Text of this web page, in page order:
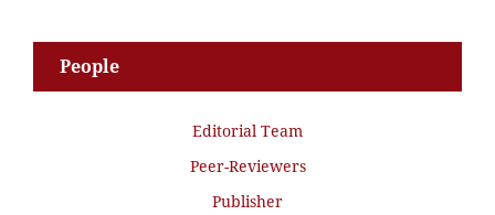
People
Editorial Team
Peer-Reviewers
Publisher